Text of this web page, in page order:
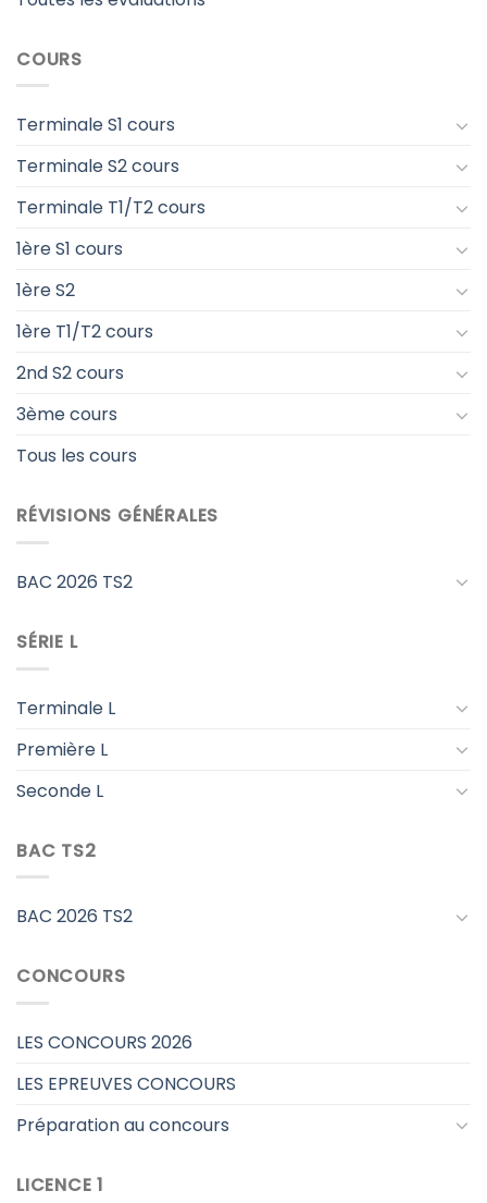
COURS
Terminale S1 cours
Terminale S2 cours
Terminale T1/T2 cours
1ère S1 cours
1ère S2
1ère T1/T2 cours
2nd S2 cours
3ème cours
Tous les cours
RÉVISIONS GÉNÉRALES
BAC 2026 TS2
SÉRIE L
Terminale L
Première L
Seconde L
BAC TS2
BAC 2026 TS2
CONCOURS
LES CONCOURS 2026
LES EPREUVES CONCOURS
Préparation au concours
LICENCE 1